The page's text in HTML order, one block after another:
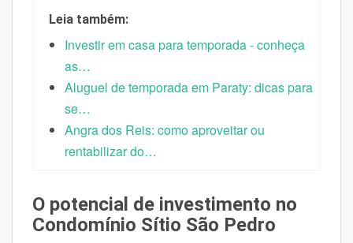
Leia também:
Investir em casa para temporada - conheça
as…
Aluguel de temporada em Paraty: dicas para
se…
Angra dos Reis: como aproveitar ou
rentabilizar do…
O potencial de investimento no
Condomínio Sítio São Pedro